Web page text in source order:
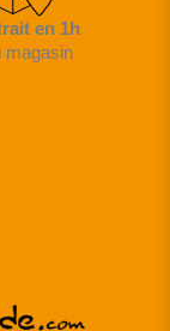
en 1h
magasin